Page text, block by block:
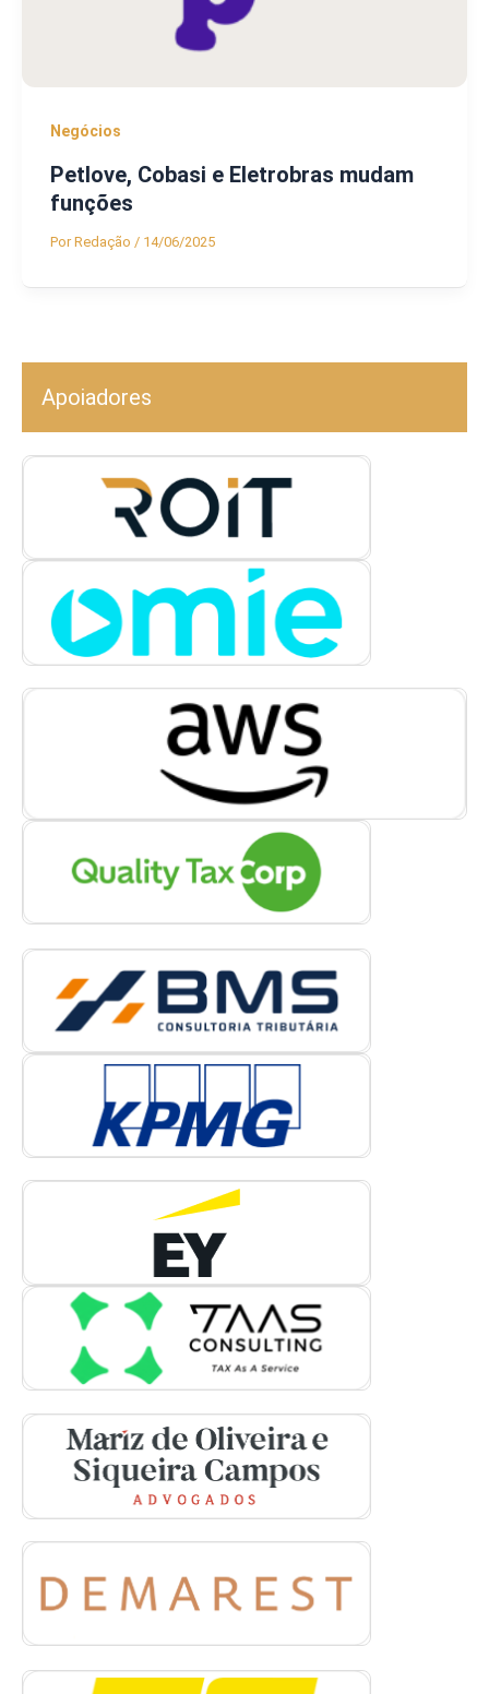
Negócios
Petlove, Cobasi e Eletrobras mudam
funções
PorRedação / 14/06/2025
Apoiadores